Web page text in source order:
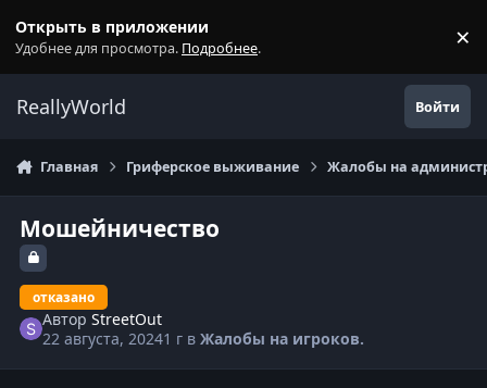
Открыть в приложении
Удобнее для просмотра. Подробнее. ×
ReallyWorld Войти
Главная Гриферское выживание Жалобы на
Мошейничество
отказано
АвторStreetOut
22 августа, 20241 г вЖалобы на игроков.